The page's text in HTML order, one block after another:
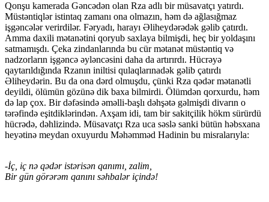
Qonşu kamerada Gəncədən olan Rza adlı bir müsavatçı yatırdı.
Müstəntiqlər istintaq zamanı ona olmazın, həm də ağlasığmaz
işgəncələr verirdilər. Fəryadı, harayı Əliheydərədək gəlib çatırdı.
Amma daxili mətanətini qoryub saxlaya bilmişdi, heç bir yoldaşını
satmamışdı. Çeka zindanlarında bu cür mətanət müstəntiq və
nadzorların işgəncə əyləncəsini daha da artırırdı. Hücrəyə
qaytarıldığında Rzanın iniltisi qulaqlarınadək gəlib çatırdı
Əliheydərin. Bu da ona dərd olmuşdu, çünki Rza qədər mətanətli
deyildi, ölümün gözünə dik baxa bilmirdi. Ölümdən qorxurdu, həm
də lap çox. Bir dəfəsində əməlli-başlı dəhşətə gəlmişdi divarın o
tərəfində eşitdiklərindən. Axşam idi, tam bir sakitçilik hökm sürürdü
hücrədə, dəhlizində. Müsavatçı Rza uca səslə sanki bütün həbsxana
heyətinə meydan oxuyurdu Məhəmməd Hadinin bu misralarıyla:
-İç, iç nə qədər istərisən qanımı, zalim,
Bir gün görərəm qanını səhbalər içində!